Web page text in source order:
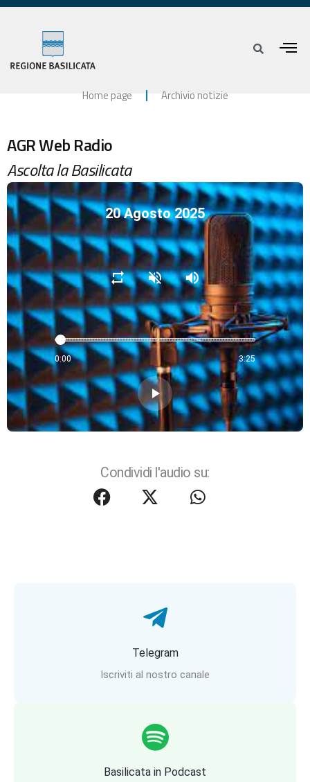
Home page Archivio notizie
AGR Web Radio
Ascolta la Basilicata
20 Agosto 2025
repeat volume_off volume_up
0:00 3:25
play_arrow
Condividi l'audio su:
Telegram
Iscriviti al nostro canale
Basilicata in Podcast